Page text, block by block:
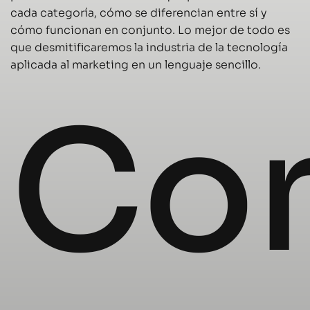
cada categoría, cómo se diferencian entre sí y
cómo funcionan en conjunto. Lo mejor de todo es
que desmitificaremos la industria de la tecnología
aplicada al marketing en un lenguaje sencillo.